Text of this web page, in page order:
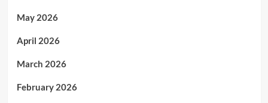
May 2026
April 2026
March 2026
February 2026